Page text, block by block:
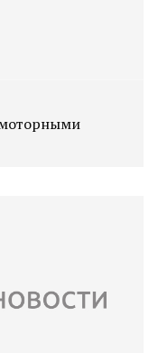
моторными